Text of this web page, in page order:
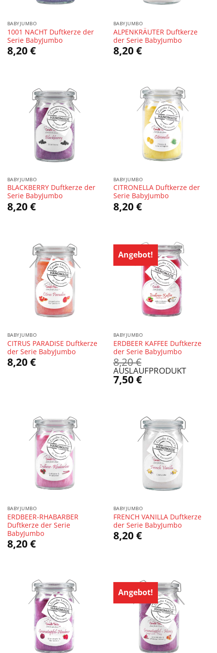
BABYJUMBO
1001 NACHT Duftkerze der
Serie BabyJumbo
8,20€
BABYJUMBO
ALPENKRÄUTER Duftkerze
der Serie BabyJumbo
8,20€
BABYJUMBO
BLACKBERRY Duftkerze der
Serie BabyJumbo
8,20€
BABYJUMBO
CITRONELLA Duftkerze der
Serie BabyJumbo
8,20€
BABYJUMBO
CITRUS PARADISE Duftkerze
der Serie BabyJumbo
8,20€
Angebot!
BABYJUMBO
ERDBEER KAFFEE Duftkerze
der Serie BabyJumbo
8,20€ Preis
war:
AUSLAUFPRODUKT
7,50€Aktueller
Preis
BABYJUMBO
ERDBEER-RHABARBER
Duftkerze der Serie
BabyJumbo
8,20€
BABYJUMBO
FRENCH VANILLA Duftkerze
der Serie BabyJumbo
8,20€
Angebot!